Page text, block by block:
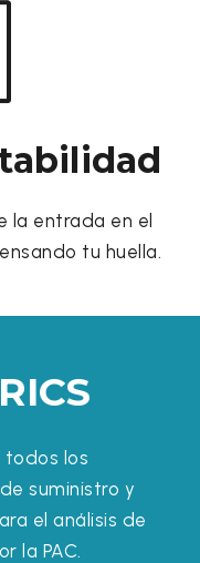
la entrada en el
tu huella.
todos los
suministro y
el análisis de
la PAC.